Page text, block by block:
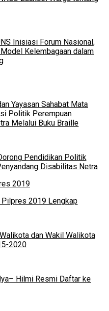
Inisiasi Forum Nasional,
Kelembagaan dalam
Yayasan Sahabat Mata
Politik Perempuan
Melalui Buku Braille
Pendidikan Politik
Disabilitas Netra
2019 Lengkap
dan Wakil Walikota
2020
Hilmi Resmi Daftar ke